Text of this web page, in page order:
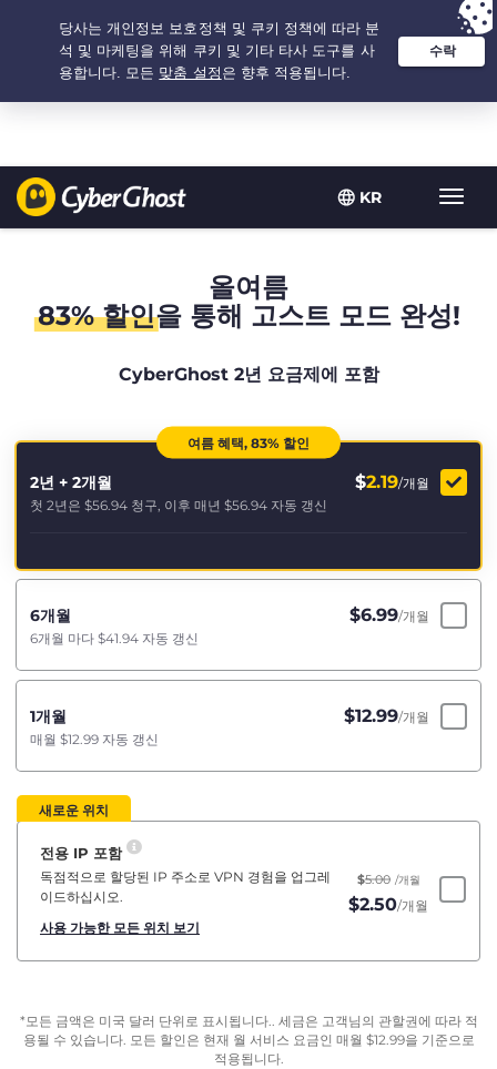
KR
탐
색
추천 옵션: 최저가 - 2.1666666666667년 $ 2.19 /개월
올여름
83% 할인을 통해 고스트 모드 완성!
CyberGhost 2년 요금제에 포함
여름 혜택, 83% 할인
2년 + 2개월 $2.19/개월
첫 2년은 $56.94 청구, 이후 매년 $56.94 자동 갱신
6개월 $6.99/개월
6개월 마다 $41.94 자동 갱신
1개월 $12.99/개월
매월 $12.99 자동 갱신
새로운 위치
전용 IP 포함
독점적으로 할당된 IP 주소로 VPN 경험을 업그레
이드하십시오.
사용 가능한 모든 위치 보기
$5.00 /개월
$2.50/개월
*모든 금액은 미국 달러 단위로 표시됩니다.. 세금은 고객님의 관할권에 따라 적
용될 수 있습니다. 모든 할인은 현재 월 서비스 요금인 매월 $12.99을 기준으로
적용됩니다.